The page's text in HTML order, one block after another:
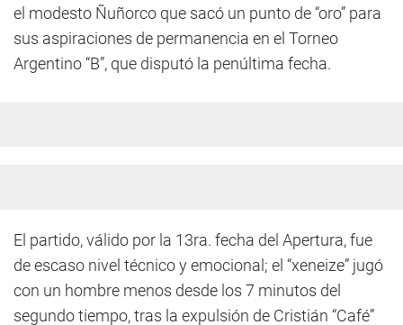
el modesto Ñuñorco que sacó un punto de “oro” para
sus aspiraciones de permanencia en el Torneo
Argentino “B”, que disputó la penúltima fecha.
El partido, válido por la 13ra. fecha del Apertura, fue
de escaso nivel técnico y emocional; el “xeneize” jugó
con un hombre menos desde los 7 minutos del
segundo tiempo, tras la expulsión de Cristián “Café”